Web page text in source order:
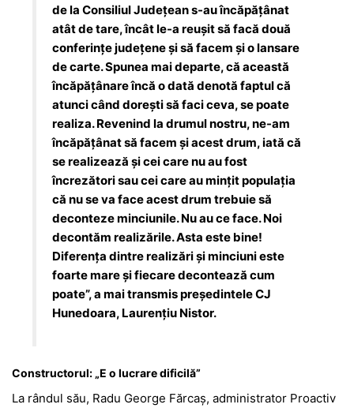
de la Consiliul Județean s-au încăpățânat
atât de tare, încât le-a reușit să facă două
conferințe județene și să facem și o lansare
de carte. Spunea mai departe, că această
încăpățânare încă o dată denotă faptul că
atunci când dorești să faci ceva, se poate
realiza. Revenind la drumul nostru, ne-am
încăpățânat să facem și acest drum, iată că
se realizează și cei care nu au fost
încrezători sau cei care au mințit populația
că nu se va face acest drum trebuie să
deconteze minciunile. Nu au ce face. Noi
decontăm realizările. Asta este bine!
Diferența dintre realizări și minciuni este
foarte mare și fiecare decontează cum
poate”, a mai transmis președintele CJ
Hunedoara, Laurențiu Nistor.
Constructorul: „E o lucrare dificilă”
La rândul său, Radu George Fărcaș, administrator Proactiv